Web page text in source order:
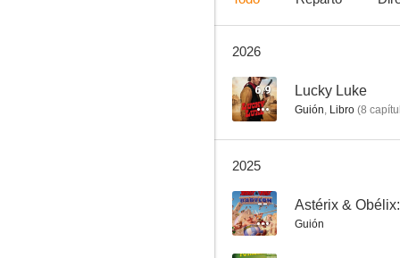
5.8
2026
6.9 Lucky Luke
Guión, Libro (8
2025
-- Astérix &
Guión